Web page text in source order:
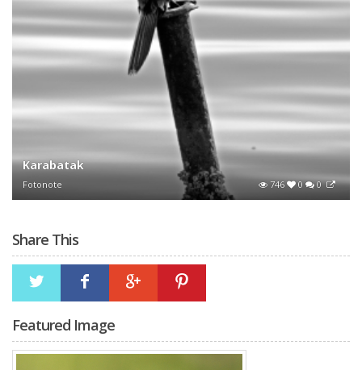
Karabatak
Fotonote 746 0 0
Share This
Featured Image